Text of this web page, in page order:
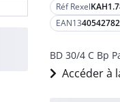
Réf Rexel
EAN13
BD 30/4 C Bp
Accéder à